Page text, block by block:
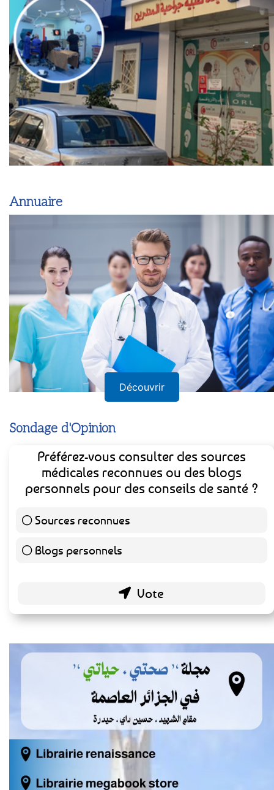
Annuaire
Découvrir
Sondage d'Opinion
Préférez-vous consulter des sources
médicales reconnues ou des blogs
personnels pour des conseils de santé ?
Sources reconnues
Blogs personnels